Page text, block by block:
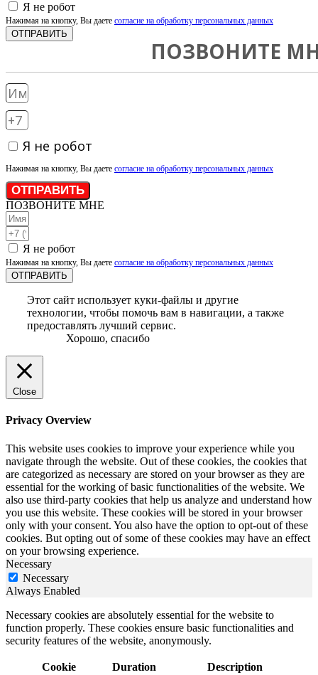
Я не робот
Нажимая на кнопку, Вы даете согласие на обработку персональных данных
ОТПРАВИТЬ
ПОЗВОНИТЕ
Я не робот
Нажимая на кнопку, Вы даете согласие на обработку персональных данных
ОТПРАВИТЬ
ПОЗВОНИТЕ МНЕ
Я не робот
Нажимая на кнопку, Вы даете согласие на обработку персональных данных
ОТПРАВИТЬ
Этот сайт использует куки-файлы и другие
технологии, чтобы помочь вам в навигации, а также
предоставлять лучший сервис.
Хорошо, спасибо
Close
Privacy Overview
This website uses cookies to improve your experience while you
navigate through the website. Out of these cookies, the cookies that
are categorized as necessary are stored on your browser as they are
essential for the working of basic functionalities of the website. We
also use third-party cookies that help us analyze and understand how
you use this website. These cookies will be stored in your browser
only with your consent. You also have the option to opt-out of these
cookies. But opting out of some of these cookies may have an effect
on your browsing experience.
Necessary
Necessary
Always Enabled
Necessary cookies are absolutely essential for the website to
function properly. These cookies ensure basic functionalities and
security features of the website, anonymously.
Cookie Duration Description